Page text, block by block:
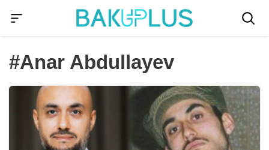
#Anar Abdullayev